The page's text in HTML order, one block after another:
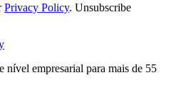
Privacy Policy. Unsubscribe
nível empresarial para mais de 55